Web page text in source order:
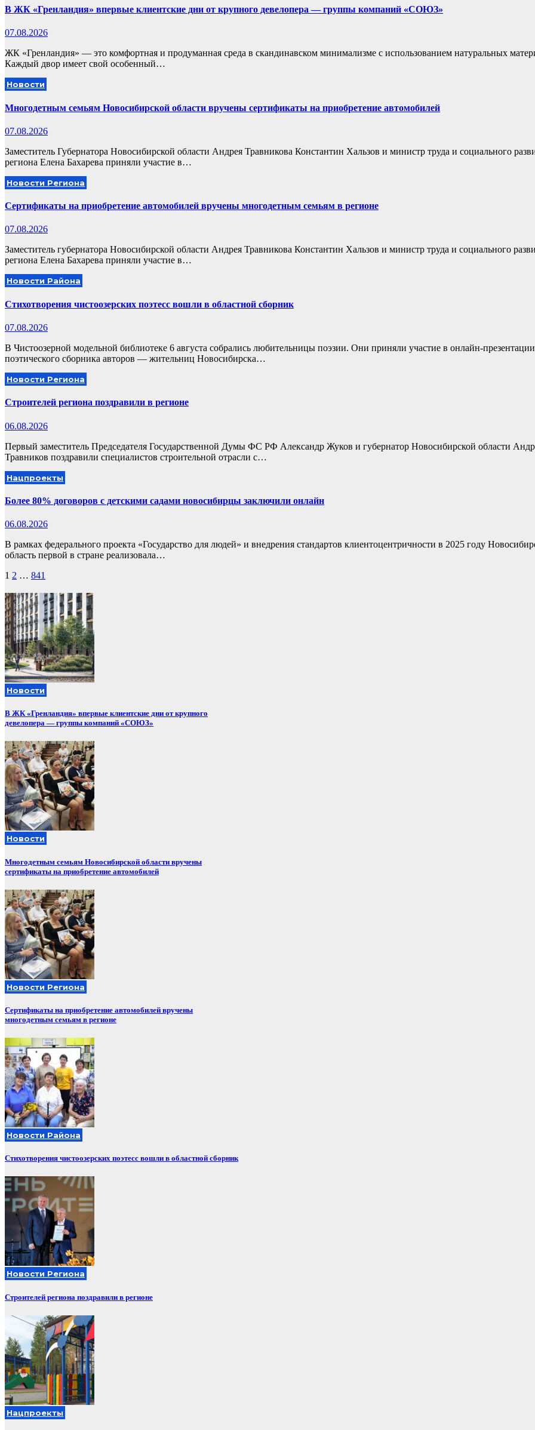
В ЖК «Гренландия» впервые клиентские дни от крупного девелопера — группы компаний «СОЮЗ»
07.08.2026
ЖК «Гренландия» — это комфортная и продуманная среда в скандинавском минимализме с использованием натуральных
Каждый двор имеет свой особенный…
Новости
Многодетным семьям Новосибирской области вручены сертификаты на приобретение автомобилей
07.08.2026
Заместитель Губернатора Новосибирской области Андрея Травникова Константин Хальзов и министр труда и социального
региона Елена Бахарева приняли участие в…
Новости Региона
Сертификаты на приобретение автомобилей вручены многодетным семьям в регионе
07.08.2026
Заместитель губернатора Новосибирской области Андрея Травникова Константин Хальзов и министр труда и социального
региона Елена Бахарева приняли участие в…
Новости Района
Стихотворения чистоозерских поэтесс вошли в областной сборник
07.08.2026
В Чистоозерной модельной библиотеке 6 августа собрались любительницы поэзии. Они приняли участие в онлайн-презентации
поэтического сборника авторов — жительниц Новосибирска…
Новости Региона
Строителей региона поздравили в регионе
06.08.2026
Первый заместитель Председателя Государственной Думы ФС РФ Александр Жуков и губернатор Новосибирской области
Травников поздравили специалистов строительной отрасли с…
Нацпроекты
Более 80% договоров с детскими садами новосибирцы заключили онлайн
06.08.2026
В рамках федерального проекта «Государство для людей» и внедрения стандартов клиентоцентричности в 2025 году
область первой в стране реализовала…
Пагинация
записей
1 2 … 841
Новости
В ЖК «Гренландия» впервые клиентские дни от крупного
девелопера — группы компаний «СОЮЗ»
Новости
Многодетным семьям Новосибирской области вручены
сертификаты на приобретение автомобилей
Новости Региона
Сертификаты на приобретение автомобилей вручены
многодетным семьям в регионе
Новости Района
Стихотворения чистоозерских поэтесс вошли в областной сборник
Новости Региона
Строителей региона поздравили в регионе
Нацпроекты